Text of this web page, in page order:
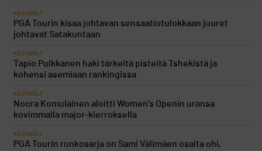
KILPAGOLF
PGA Tourin kisaa johtavan sensaatiotulokkaan juuret
johtavat Satakuntaan
KILPAGOLF
Tapio Pulkkanen haki tärkeitä pisteitä Tshekistä ja
kohensi asemiaan rankingissa
KILPAGOLF
Noora Komulainen aloitti Women’s Openin uransa
kovimmalla major-kierroksella
KILPAGOLF
PGA Tourin runkosarja on Sami Välimäen osalta ohi,